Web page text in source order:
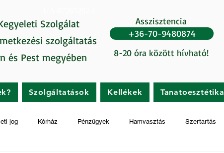
Szolgálat
szolgáltatás
és Pest megyében
Asszisztencia
8-20 óra között hívható!
+36-70-9480874
Szolgáltatások Kellékek Tanatoesztétika
jog Kórház Pénzügyek Hamvasztás Szertartás